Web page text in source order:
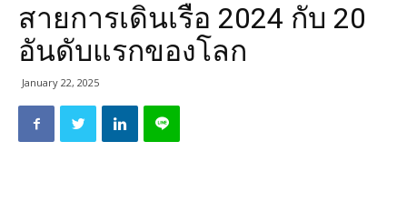
สายการเดินเรือ 2024 กับ 20
อันดับแรกของโลก
January 22, 2025